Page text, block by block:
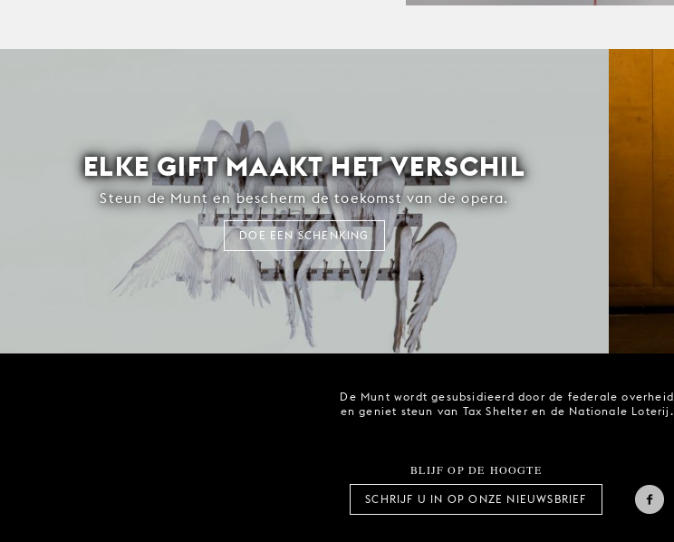
ELKE GIFT MAAKT HET VERSCHIL
Steun de Munt en bescherm de toekomst van de opera.
DOE EEN SCHENKING
De Munt wordt gesubsidieerd door de federale overheid
en geniet steun van Tax Shelter en de Nationale Loterij.
BLIJF OP DE HOOGTE
SCHRIJF U IN OP ONZE NIEUWSBRIEF